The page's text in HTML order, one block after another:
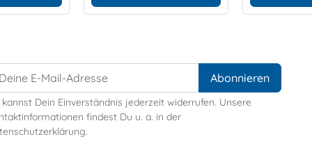
Dein Einverständnis jederzeit widerrufen. Unsere
findest Du u. a. in der